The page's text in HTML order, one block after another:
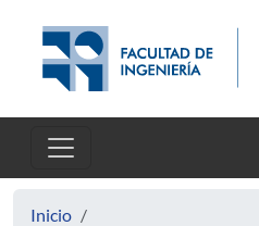
Inicio